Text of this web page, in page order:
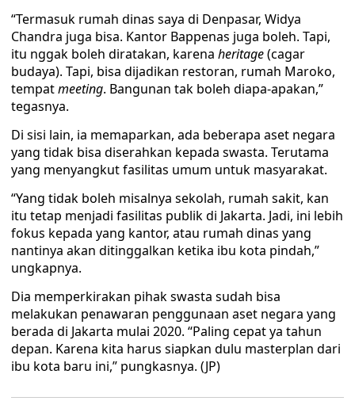
“Termasuk rumah dinas saya di Denpasar, Widya
Chandra juga bisa. Kantor Bappenas juga boleh. Tapi,
itu nggak boleh diratakan, karena heritage(cagar
budaya). Tapi, bisa dijadikan restoran, rumah Maroko,
tempatmeeting. Bangunan tak boleh diapa-apakan,”
tegasnya.
Di sisi lain, ia memaparkan, ada beberapa aset negara
yang tidak bisa diserahkan kepada swasta. Terutama
yang menyangkut fasilitas umum untuk masyarakat.
“Yang tidak boleh misalnya sekolah, rumah sakit, kan
itu tetap menjadi fasilitas publik di Jakarta. Jadi, ini lebih
fokus kepada yang kantor, atau rumah dinas yang
nantinya akan ditinggalkan ketika ibu kota pindah,”
ungkapnya.
Dia memperkirakan pihak swasta sudah bisa
melakukan penawaran penggunaan aset negara yang
berada di Jakarta mulai 2020. “Paling cepat ya tahun
depan. Karena kita harus siapkan dulu masterplan dari
ibu kota baru ini,” pungkasnya. (JP)